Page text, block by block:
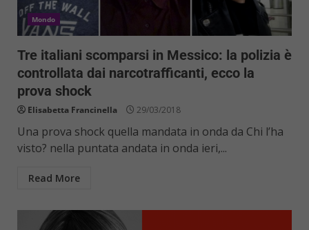
Mondo
Tre italiani scomparsi in Messico: la polizia è
controllata dai narcotrafficanti, ecco la
prova shock
Elisabetta Francinella 29/03/2018
Una prova shock quella mandata in onda da Chi l’ha
visto? nella puntata andata in onda ieri,...
Read More